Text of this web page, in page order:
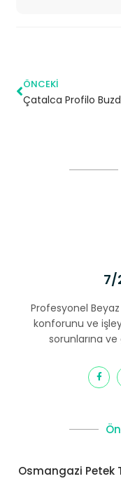
ÖNCEKI
7/
Profesyonel
konforunu ve
sorunlarına
Osmangazi Petek